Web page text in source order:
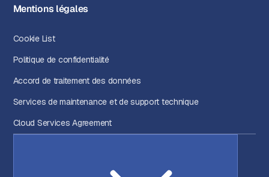
Mentions légales
Cookie List
Politique de confidentialité
Accord de traitement des données
Services de maintenance et de support technique
Cloud Services Agreement